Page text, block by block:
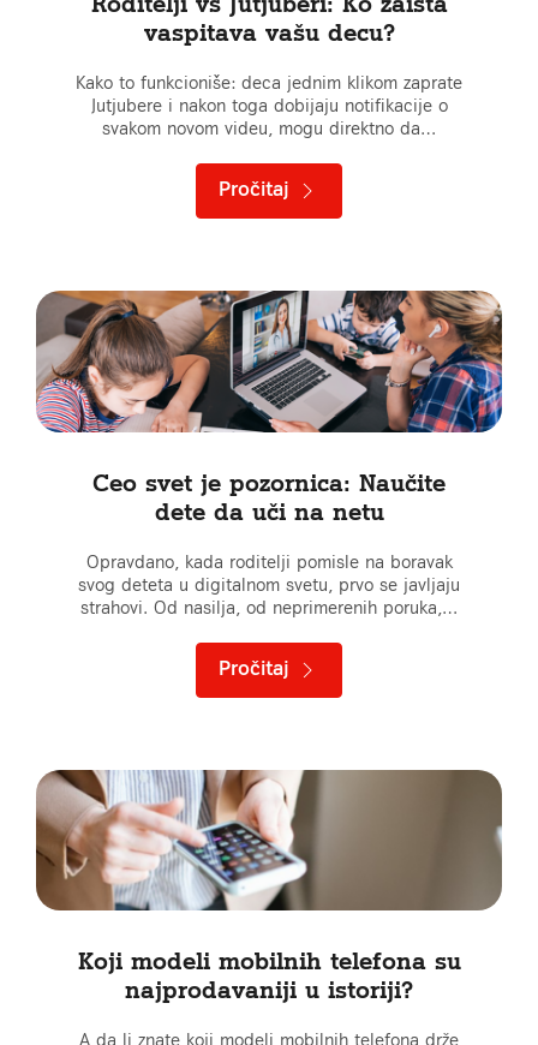
vaspitava vašu decu?
Kako to funkcioniše: deca jednim klikom zaprate
Jutjubere i nakon toga dobijaju notifikacije o
svakom novom videu, mogu direktno da…
Pročitaj
Ceo svet je pozornica: Naučite
dete da uči na netu
Opravdano, kada roditelji pomisle na boravak
svog deteta u digitalnom svetu, prvo se javljaju
strahovi. Od nasilja, od neprimerenih poruka,…
Pročitaj
Koji modeli mobilnih telefona su
najprodavaniji u istoriji?
A da li znate koji modeli mobilnih telefona drže